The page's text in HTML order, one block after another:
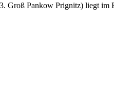
Groß Pankow Prignitz) liegt im